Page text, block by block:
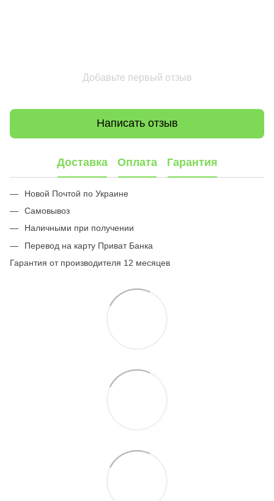
Добавьте первый отзыв
Написать отзыв
Доставка Оплата Гарантия
Новой Почтой по Украине
Самовывоз
Наличными при получении
Перевод на карту Приват Банка
Гарантия от производителя 12 месяцев